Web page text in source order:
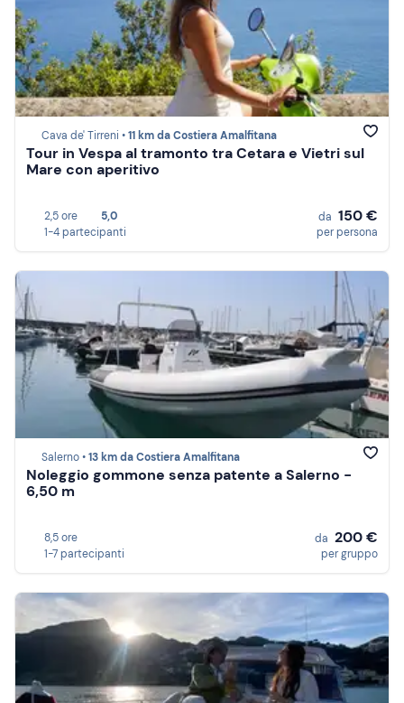
Cava de' Tirreni •11 km da Costiera Amalfitana
Tour in Vespa al tramonto tra Cetara e Vietri sul
Mare con aperitivo
2,5 ore
5,0
1-4 partecipanti
da 150 €
per persona
Salerno •13 km da Costiera Amalfitana
Noleggio gommone senza patente a Salerno -
6,50 m
8,5 ore
1-7 partecipanti
da 200 €
per gruppo